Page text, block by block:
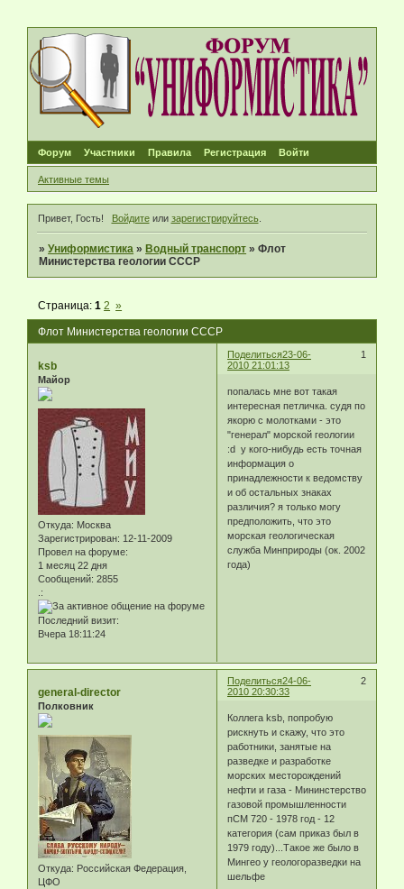
Форум Участники Правила Регистрация Войти
Активные темы
Привет, Гость! Войдитеили зарегистрируйтесь.
»Униформистика » Водный транспорт »Флот
Министерства геологии СССР
Флот Министерства геологии СССР
Страница:1 2 »
Поделиться 1
23-06-
2010 21:01:13
ksb
Майор
Откуда: Москва
Зарегистрирован: 12-11-2009
Провел на форуме:
1 месяц 22 дня
Сообщений: 2855
.:
Последний визит:
Вчера 18:11:24
попалась мне вот такая
интересная петличка. судя по
якорю с молотками - это
"генерал" морской геологии
:d у кого-нибудь есть точная
информация о
принадлежности к ведомству
и об остальных знаках
различия? я только могу
предположить, что это
морская геологическая
служба Минприроды (ок. 2002
года)
Поделиться 2
24-06-
2010 20:30:33
general-director
Полковник
Откуда: Российская Федерация,
ЦФО
Коллега ksb, попробую
рискнуть и скажу, что это
работники, занятые на
разведке и разработке
морских месторождений
нефти и газа - Мининстерство
газовой промышленности
пСМ 720 - 1978 год - 12
категория (сам приказ был в
1979 году)...Такое же было в
Мингео у геологоразведки на
шельфе